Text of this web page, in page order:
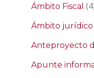
Ámbito Fiscal
Ámbito jurídico
Anteproyecto
Apunte